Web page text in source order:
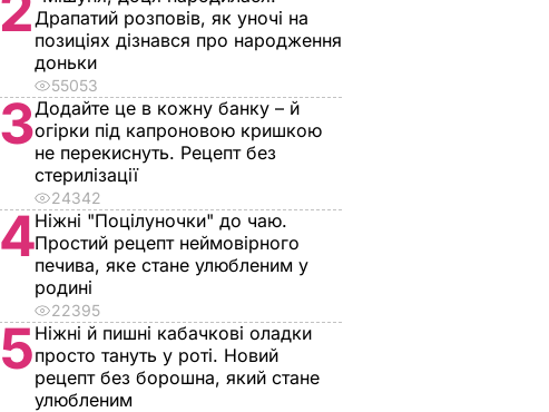
Драпатий розповів, як уночі на
позиціях дізнався про народження
доньки
55053
3Додайте це в кожну банку – й
огірки під капроновою кришкою
не перекиснуть. Рецепт без
стерилізації
24342
4Ніжні "Поцілуночки" до чаю.
Простий рецепт неймовірного
печива, яке стане улюбленим у
родині
22395
5Ніжні й пишні кабачкові оладки
просто тануть у роті. Новий
рецепт без борошна, який стане
улюбленим